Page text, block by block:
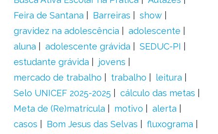
Feira de Santana
Barreiras
show
gravidez na adolescência
adolescente
aluna
adolescente grávida
SEDUC-PI
estudante grávida
jovens
mercado de trabalho
trabalho
leitura
Selo UNICEF 2025-2025
cálculo das metas
Meta de (Re)matrícula
motivo
alerta
casos
Bom Jesus das Selvas
fluxograma